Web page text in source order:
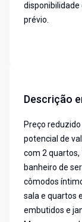
disponibilidade
prévio.
Descrição
Preço
potencial de
com 2 quartos,
banheiro de
cômodos
sala e quartos
embutidos e